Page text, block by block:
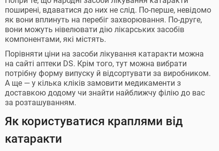
поширені, вдаватися до них не слід. По-перше, невідомо
як вони вплинуть на перебіг захворювання. По-друге,
вони можуть нівелювати дію лікарських засобів
компонентами, які містять.
Порівняти ціни на засоби лікування катаракти можна
на сайті аптеки DS. Крім того, тут можна вибрати
потрібну форму випуску й відсортувати за виробником.
А ще — у кілька кліків замовити медикаменти з
доставкою додому чи знайти найближчу філію до вас
за розташуванням.
Як користуватися краплями від
катаракти